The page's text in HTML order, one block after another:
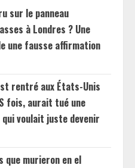
sur le panneau
à Londres ? Une
une fausse affirmation
rentré aux États-Unis
fois, aurait tué une
voulait juste devenir
que murieron en el